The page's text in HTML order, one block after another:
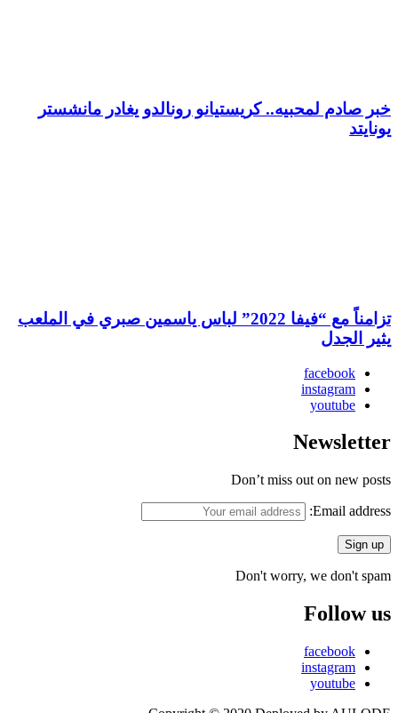
خبر صادم لمحبيه.. كريستيانو رونالدو يغادر مانشستر
يونايتد
تزامناً مع “فيفا 2022” لباس ياسمين صبري في الملعب
يثير الجدل
facebook
instagram
youtube
Newsletter
Don’t miss out on new posts
Email address:
Don't worry, we don't spam
Follow us
facebook
instagram
youtube